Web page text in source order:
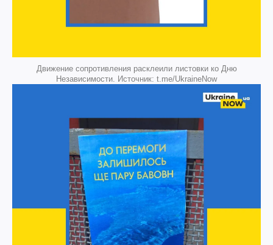
Движение сопротивления расклеили листовки ко Дню
Независимости. Источник: t.me/UkraineNow